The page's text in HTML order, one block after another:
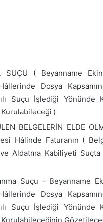
SUÇU ( Beyanname
Dosya
Suçu İşlediği Yönünde
Kurulabileceği )
BELGELERİN ELDE
Hâlinde Faturanın (
ve Aldatma Kabiliyeti
Suçu – Beyanname
Dosya
Suçu İşlediği Yönünde